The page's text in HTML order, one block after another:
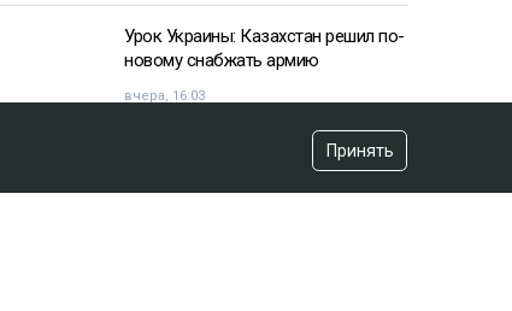
Урок Украины: Казахстан решил по-
новому снабжать армию
вчера, 16:03
«Хотела покончить с собой»:
девочка подверглась травле после
Принять